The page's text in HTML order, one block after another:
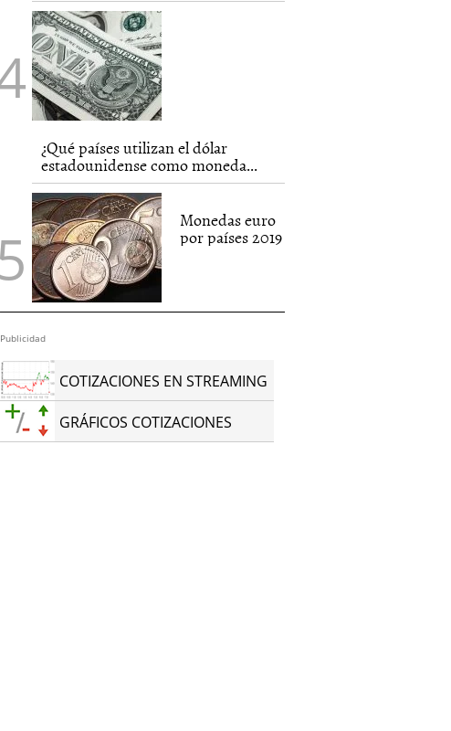
¿Qué países utilizan el dólar
estadounidense como moneda...
Monedas euro
por países 2019
Publicidad
COTIZACIONES EN STREAMING
GRÁFICOS COTIZACIONES